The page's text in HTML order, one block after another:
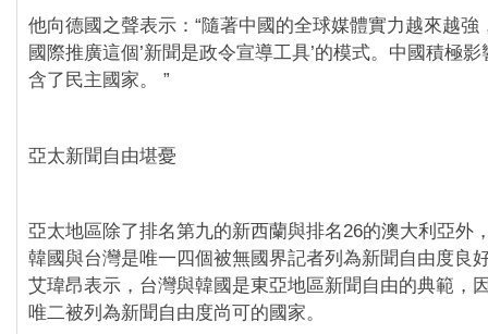
他向德國之聲表示：“隨著中國的全球媒體實力越來越強
國際推廣這個’新聞是政令宣導工具’的模式。中國積極
含了民主國家。 ”
亞太新聞自由堪憂
亞太地區除了排名第九的新西蘭與排名26的澳大利亞外
韓國與台灣是唯一四個被無國界記者列為新聞自由度良
艾瑋昂表示，台灣與韓國是東亞地區新聞自由的典範，
唯二被列為新聞自由度尚可的國家。